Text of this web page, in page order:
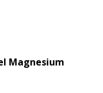
Magnesium